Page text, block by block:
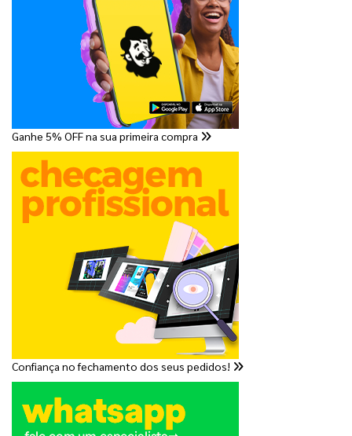
Ganhe 5% OFF na sua primeira compra
Confiança no fechamento dos seus pedidos!